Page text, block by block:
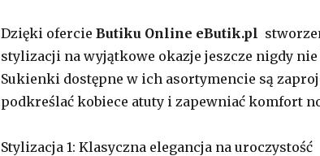
Dzięki ofercie Butiku Online eButik.pl
stylizacji na wyjątkowe okazje jeszcze nigdy nie
Sukienki dostępne w ich asortymencie są
podkreślać kobiece atuty i zapewniać komfort
Stylizacja 1: Klasyczna elegancja na uroczystość